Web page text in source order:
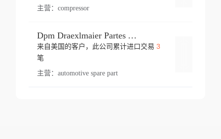
主营： compressor
Dpm Draexlmaier Partes Automotrices Corr Ind Huejotzingo
来自美国的客户，此公司累计进口交易 3
笔
主营： automotive spare part